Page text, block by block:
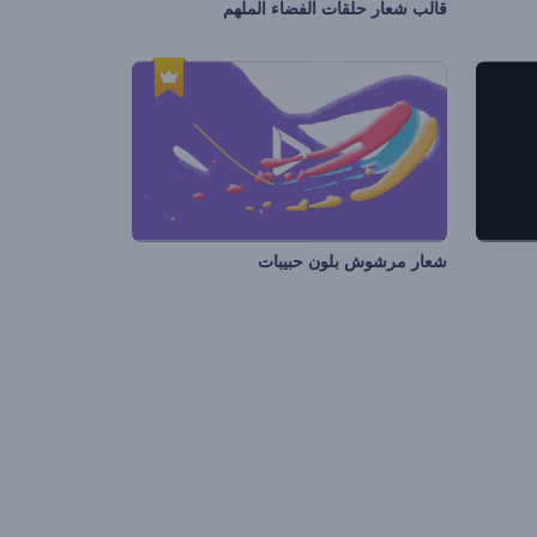
قالب شعار حلقات الفضاء الملهم
شعار مرشوش بلون حبيبات